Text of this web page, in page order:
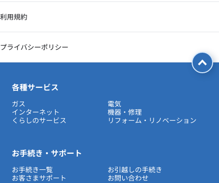
利用規約
プライバシーポリシー
各種サービス
ガス
電気
インターネット
機器・修理
くらしのサービス
リフォーム・リノベーション
お手続き・サポート
お手続き一覧
お引越しの手続き
お客さまサポート
お問い合わせ